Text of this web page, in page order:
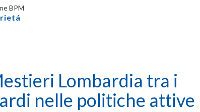
BPM
Lombardia tra i
nelle politiche attive